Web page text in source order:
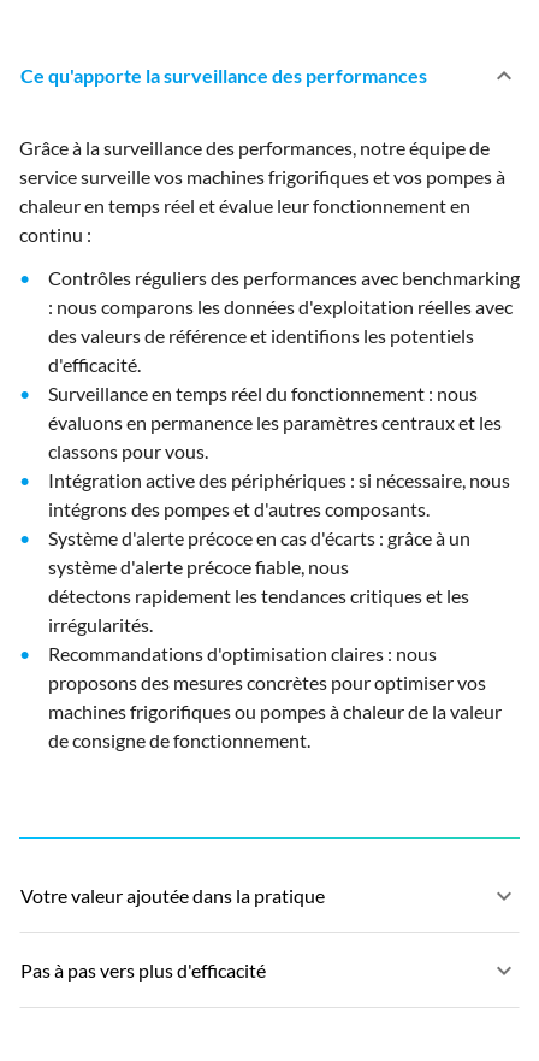
Ce qu'apporte la surveillance des performances keyboard_arrow_up
Grâce à la surveillance des performances, notre équipe de
service surveille vos machines frigorifiques et vos pompes à
chaleur en temps réel et évalue leur fonctionnement en
continu :
Contrôles réguliers des performances avec benchmarking
: nous comparons les données d'exploitation réelles avec
des valeurs de référence et identifions les potentiels
d'efficacité.
Surveillance en temps réel du fonctionnement : nous
évaluons en permanence les paramètres centraux et les
classons pour vous.
Intégration active des périphériques : si nécessaire, nous
intégrons des pompes et d'autres composants.
Système d'alerte précoce en cas d'écarts : grâce à un
système d'alerte précoce fiable, nous
détectons rapidement les tendances critiques et les
irrégularités.
Recommandations d'optimisation claires : nous
proposons des mesures concrètes pour optimiser vos
machines frigorifiques ou pompes à chaleur de la valeur
de consigne de fonctionnement.
Votre valeur ajoutée dans la pratique keyboard_arrow_down
Pas à pas vers plus d'efficacité keyboard_arrow_down